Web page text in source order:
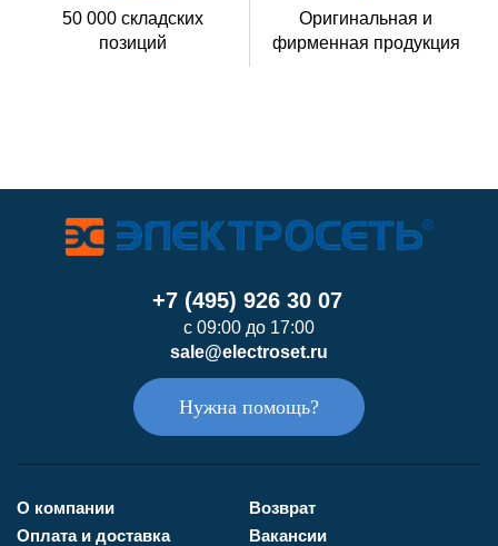
50 000 складских
позиций
Оригинальная и
фирменная продукция
+7 (495) 926 30 07
с 09:00 до 17:00
sale@electroset.ru
Нужна помощь?
О компании
Оплата и доставка
Возврат
Вакансии